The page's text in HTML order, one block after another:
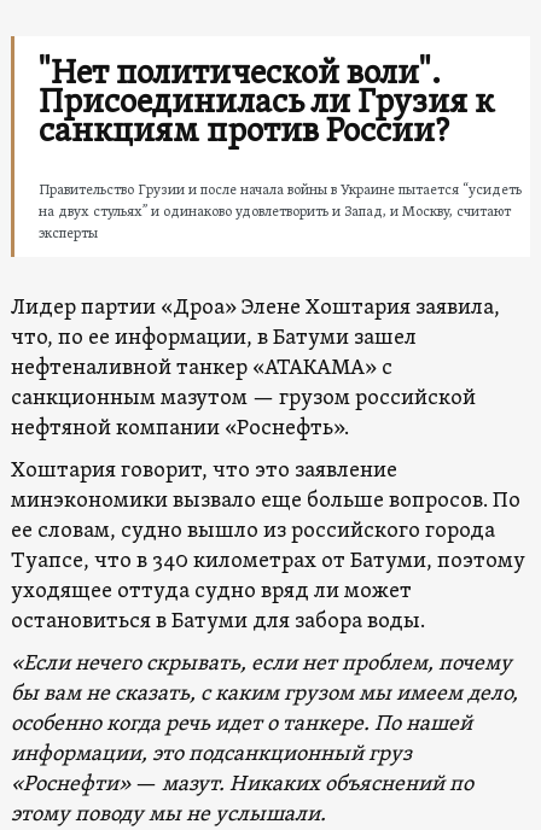
"Нет политической воли".
Присоединилась ли Грузия к
санкциям против России?
Правительство Грузии и после начала войны в Украине пытается “усидеть
на двух стульях” и одинаково удовлетворить и Запад, и Москву, считают
эксперты
Лидер партии «Дроа» Элене Хоштария заявила,
что, по ее информации, в Батуми зашел
нефтеналивной танкер «АТАКАМА» с
санкционным мазутом — грузом российской
нефтяной компании «Роснефть».
Хоштария говорит, что это заявление
минэкономики вызвало еще больше вопросов. По
ее словам, судно вышло из российского города
Туапсе, что в 340 километрах от Батуми, поэтому
уходящее оттуда судно вряд ли может
остановиться в Батуми для забора воды.
«Если нечего скрывать, если нет проблем, почему
бы вам не сказать, с каким грузом мы имеем дело,
особенно когда речь идет о танкере. По нашей
информации, это подсанкционный груз
«Роснефти»— мазут. Никаких объяснений по
этому поводу мы не услышали.